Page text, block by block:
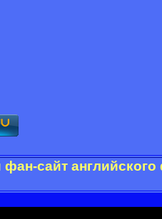
сайт английского